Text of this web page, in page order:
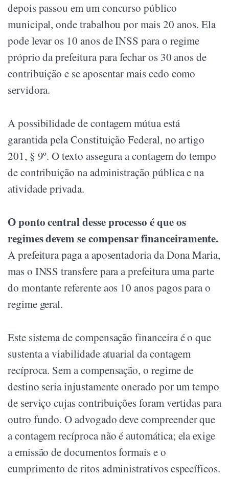
depois passou em um concurso público
municipal, onde trabalhou por mais 20 anos. Ela
pode levar os 10 anos de INSS para o regime
próprio da prefeitura para fechar os 30 anos de
contribuição e se aposentar mais cedo como
servidora.
A possibilidade de contagem mútua está
garantida pela Constituição Federal, no artigo
201, § 9º. O texto assegura a contagem do tempo
de contribuição na administração pública e na
atividade privada.
O ponto central desse processo é que os
regimes devem se compensar financeiramente.
A prefeitura paga a aposentadoria da Dona Maria,
mas o INSS transfere para a prefeitura uma parte
do montante referente aos 10 anos pagos para o
regime geral.
Este sistema de compensação financeira é o que
sustenta a viabilidade atuarial da contagem
recíproca. Sem a compensação, o regime de
destino seria injustamente onerado por um tempo
de serviço cujas contribuições foram vertidas para
outro fundo. O advogado deve compreender que
a contagem recíproca não é automática; ela exige
a emissão de documentos formais e o
cumprimento de ritos administrativos específicos.